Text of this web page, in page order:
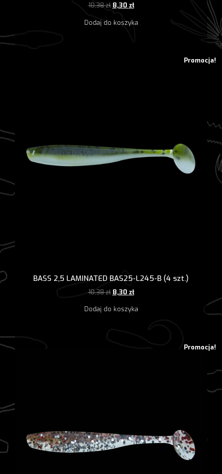
10,38zł Pierwotna
cena
wynosiła:
8,30 złAktualna
wynosi:
Dodaj do koszyka
Promocja!
BASS 2,5 LAMINATED BAS25-L245-B (4 szt.)
10,38zł Pierwotna
wynosiła:
8,30 złAktualna
wynosi:
Dodaj do koszyka
Promocja!